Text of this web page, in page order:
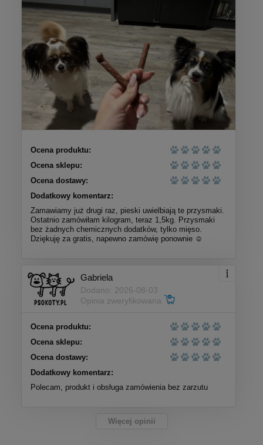
Ocena produktu:
Ocena sklepu:
Ocena dostawy:
Dodatkowy komentarz:
Zamawiamy już drugi raz, pieski uwielbiają te przysmaki.
Ostatnio zamówiłam kilogram, teraz 1,5kg. Przysmaki
bez żadnych chemicznych dodatków, tylko mięso.
Dziękuję za gratis, napewno zamówię ponownie ☺️
Gabriela
Dodano: 2026-08-03
Opinia zweryfikowana
Ocena produktu:
Ocena sklepu:
Ocena dostawy:
Dodatkowy komentarz:
Polecam, produkt i obsługa zamówienia bez zarzutu
Więcej opinii